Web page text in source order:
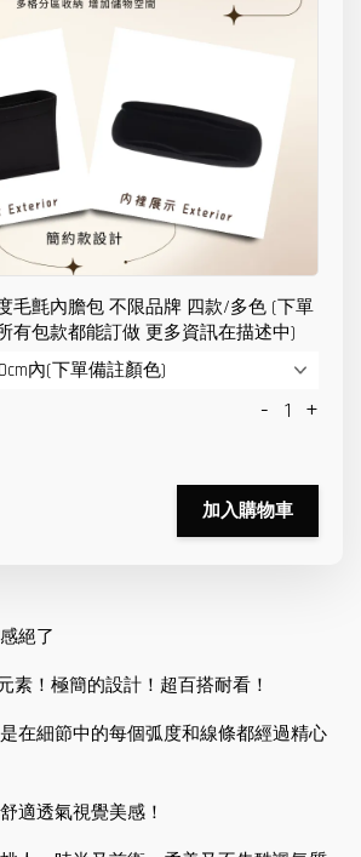
毛氈內膽包 不限品牌 四款/多色 (下單
有包款都能訂做 更多資訊在描述中)
- +
加入購物車
絕了
素！極簡的設計！超百搭耐看！
在細節中的每個弧度和線條都經過精心
適透氣視覺美感！